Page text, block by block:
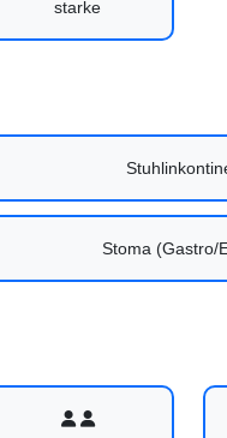
starke
Stoma (Gastro/